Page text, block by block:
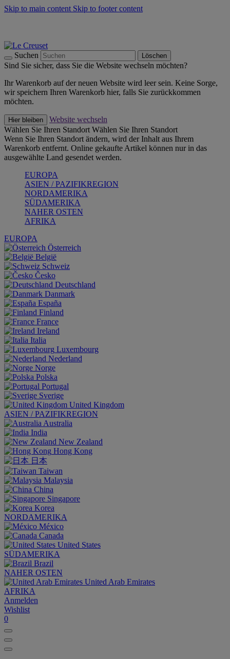
Skip to main content Skip to footer content
Suchen Löschen
Sind Sie sicher, dass Sie die Website wechseln möchten?
Ihr Warenkorb auf der neuen Website wird leer sein. Keine Sorge,
wir speichern Ihren Warenkorb hier, falls Sie zurückkommen
möchten.
Hier bleiben
Website wechseln
Wählen Sie Ihren Standort Wählen Sie Ihren Standort
Wenn Sie Ihren Standort ändern, wird der Inhalt aus Ihrem
Warenkorb entfernt. Online gekaufte Artikel können nur in das
ausgewählte Land gesendet werden.
EUROPA
ASIEN / PAZIFIKREGION
NORDAMERIKA
SÜDAMERIKA
NAHER OSTEN
AFRIKA
EUROPA
Österreich
België
Schweiz
Česko
Deutschland
Danmark
España
Finland
France
Ireland
Italia
Luxembourg
Nederland
Norge
Polska
Portugal
Sverige
United Kingdom
ASIEN / PAZIFIKREGION
Australia
India
New Zealand
Hong Kong
日本
Taiwan
Malaysia
China
Singapore
Korea
NORDAMERIKA
México
Canada
United States
SÜDAMERIKA
Brazil
NAHER OSTEN
United Arab Emirates
AFRIKA
Anmelden
Wishlist
0